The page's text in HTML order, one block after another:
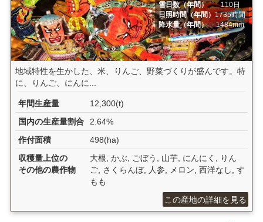
雪日数（年間）
110日
日照時間（年間） 1735時間
降水量（年間）
1484mm
地域特性を生かした、米、りんご、野菜づくりが盛んです。特
に、りんご、にんに...
年間生産量
12,300(t)
国内の生産量割合
2.64%
作付面積
498(ha)
収穫量上位の
その他の農作物
大根, かぶ, ごぼう, 山芋, にんにく, りん
ご, さくらんぼ, 人参, メロン, 西洋なし, す
もも
この産地の詳細を見る